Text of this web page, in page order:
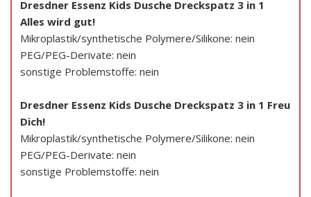
Dresdner Essenz Kids Dusche Dreckspatz 3 in 1
Alles wird gut!
Mikroplastik/synthetische Polymere/Silikone: nein
PEG/PEG-Derivate: nein
sonstige Problemstoffe: nein
Dresdner Essenz Kids Dusche Dreckspatz 3 in 1 Freu
Dich!
Mikroplastik/synthetische Polymere/Silikone: nein
PEG/PEG-Derivate: nein
sonstige Problemstoffe: nein